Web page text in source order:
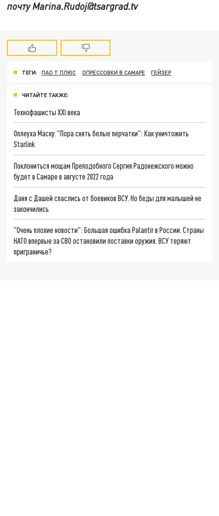
почту Marina.Rudoj@tsargrad.tv
ТЕГИ: ПАО Т ПЛЮС ОПРЕССОВКИ В САМАРЕ ГЕЙЗЕР
ЧИТАЙТЕ ТАКЖЕ:
Технофашисты XXI века
Оплеуха Маску. "Пора снять белые перчатки": Как уничтожить
Starlink
Поклониться мощам Преподобного Сергия Радонежского можно
будет в Самаре в августе 2022 года
Даня с Дашей спаслись от боевиков ВСУ. Но беды для малышей не
закончились
"Очень плохие новости": Большая ошибка Palantir в России. Страны
НАТО впервые за СВО остановили поставки оружия. ВСУ теряют
приграничье?